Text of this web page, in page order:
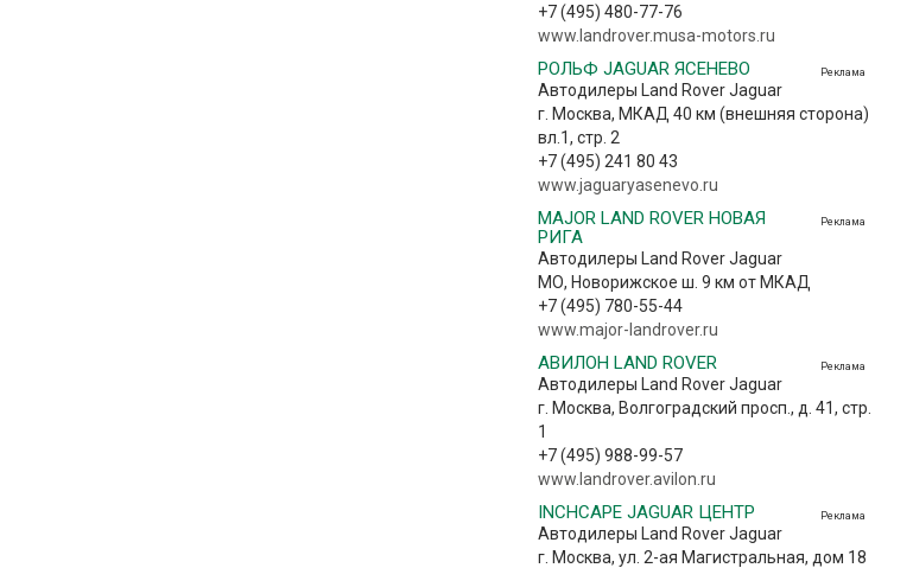
+7 (495) 480-77-76
www.landrover.musa-motors.ru
Реклама
РОЛЬФ JAGUAR ЯСЕНЕВО
Автодилеры Land Rover Jaguar
г. Москва, МКАД 40 км (внешняя сторона)
вл.1, стр. 2
+7 (495) 241 80 43
www.jaguaryasenevo.ru
Реклама
MAJOR LAND ROVER НОВАЯ
РИГА
Автодилеры Land Rover Jaguar
МО, Новорижское ш. 9 км от МКАД
+7 (495) 780-55-44
www.major-landrover.ru
Реклама
АВИЛОН LAND ROVER
Автодилеры Land Rover Jaguar
г. Москва, Волгоградский просп., д. 41, стр.
1
+7 (495) 988-99-57
www.landrover.avilon.ru
Реклама
INCHCAPE JAGUAR ЦЕНТР
Автодилеры Land Rover Jaguar
г. Москва, ул. 2-ая Магистральная, дом 18